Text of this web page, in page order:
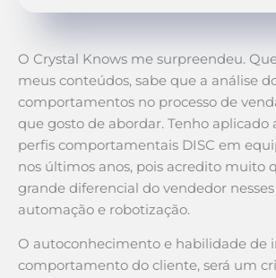
O Crystal Knows me surpreendeu.
meus conteúdos, sabe que a análise
comportamentos no processo de
que gosto de abordar. Tenho aplicado
perfis comportamentais DISC em
nos últimos anos, pois acredito muito
grande diferencial do vendedor
automação e robotização.
O autoconhecimento e habilidade de
comportamento do cliente, será um